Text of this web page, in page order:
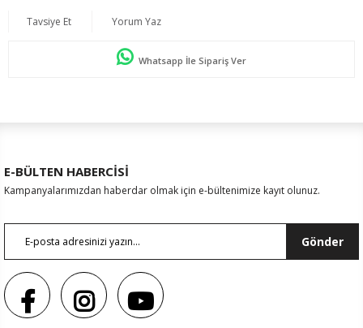
Tavsiye Et Yorum Yaz
Whatsapp İle Sipariş Ver
E-BÜLTEN HABERCİSİ
Kampanyalarımızdan haberdar olmak için e-bültenimize kayıt olunuz.
Gönder